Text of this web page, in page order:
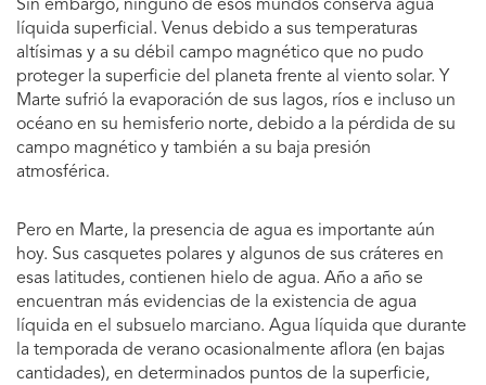
Sin embargo, ninguno de esos mundos conserva agua
líquida superficial. Venus debido a sus temperaturas
altísimas y a su débil campo magnético que no pudo
proteger la superficie del planeta frente al viento solar. Y
Marte sufrió la evaporación de sus lagos, ríos e incluso un
océano en su hemisferio norte, debido a la pérdida de su
campo magnético y también a su baja presión
atmosférica.
Pero en Marte, la presencia de agua es importante aún
hoy. Sus casquetes polares y algunos de sus cráteres en
esas latitudes, contienen hielo de agua. Año a año se
encuentran más evidencias de la existencia de agua
líquida en el subsuelo marciano. Agua líquida que durante
la temporada de verano ocasionalmente aflora (en bajas
cantidades), en determinados puntos de la superficie,